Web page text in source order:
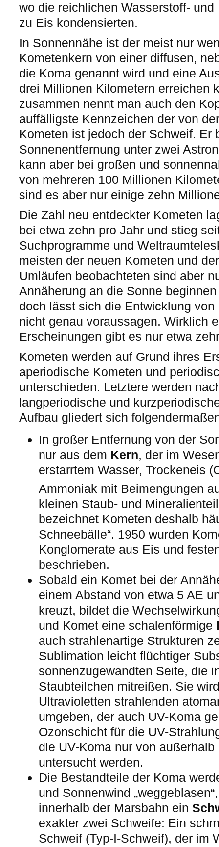
wo die reichlichen Wasserstoff-
zu Eis kondensierten.
In Sonnennähe ist der meist nur
Kometenkern von einer diffusen,
die Koma genannt wird und eine
drei Millionen Kilometern erreichen
zusammen nennt man auch den
auffälligste Kennzeichen der von
Kometen ist jedoch der Schweif. Er
Sonnenentfernung unter zwei
kann aber bei großen und
von mehreren 100 Millionen
sind es aber nur einige zehn
Die Zahl neu entdeckter Kometen
bei etwa zehn pro Jahr und stieg
Suchprogramme und
meisten der neuen Kometen und
Umläufen beobachteten sind aber
Annäherung an die Sonne
doch lässt sich die Entwicklung
nicht genau voraussagen. Wirklich
Erscheinungen gibt es nur etwa
Kometen werden auf Grund ihres
aperiodische Kometen und
unterschieden. Letztere werden
langperiodische und
Aufbau gliedert sich
In großer Entfernung von der
nur aus dem Kern, der im
erstarrtem Wasser, Trockeneis
Ammoniak mit Beimengungen
kleinen Staub- und
bezeichnet Kometen deshalb
Schneebälle“. 1950 wurden
Konglomerate aus Eis und
beschrieben.
Sobald ein Komet bei der
einem Abstand von etwa 5 AE
kreuzt, bildet die
und Komet eine schalenförmige
auch strahlenartige Strukturen
Sublimation leicht flüchtiger
sonnenzugewandten Seite, die
Staubteilchen mitreißen. Sie
Ultravioletten strahlenden
umgeben, der auch UV-Koma
Ozonschicht für die UV-
die UV-Koma nur von
untersucht werden.
Die Bestandteile der Koma
und Sonnenwind
innerhalb der Marsbahn ein
exakter zwei Schweife: Ein
Schweif (Typ-I-Schweif), der im